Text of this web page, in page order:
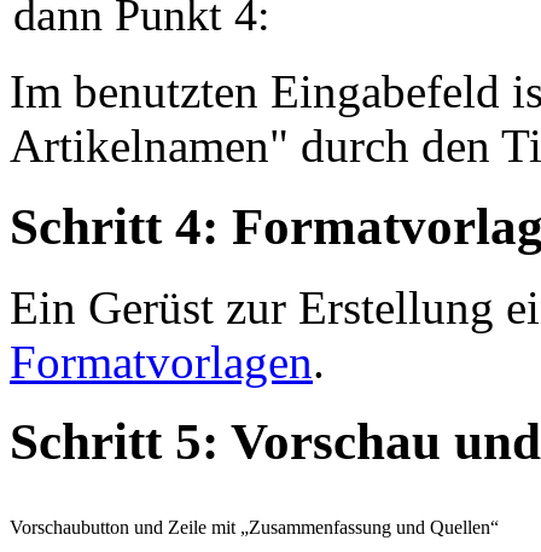
dann Punkt 4:
Im benutzten Eingabefeld
Artikelnamen" durch den
Schritt 4:
Ein Gerüst zur Erstellung
Formatvorlagen.
Schritt 5: Vorschau
Vorschaubutton und Zeile mit „Zusammenfassung und Quellen“